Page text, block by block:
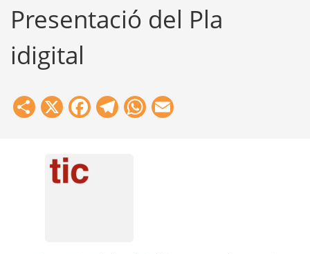
Herramientas
Presentació del Pla
idigital
Share
X Facebook
Telegram
WhatsApp